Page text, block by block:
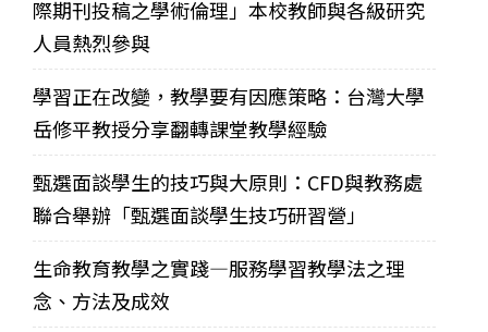
際期刊投稿之學術倫理」本校教師與各級研究
人員熱烈參與
學習正在改變，教學要有因應策略：台灣大學
岳修平教授分享翻轉課堂教學經驗
甄選面談學生的技巧與大原則：CFD與教務處
聯合舉辦「甄選面談學生技巧研習營」
生命教育教學之實踐—服務學習教學法之理
念、方法及成效